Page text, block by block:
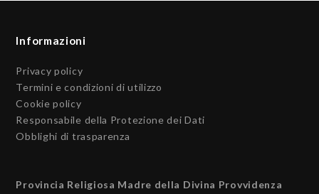
Informazioni
Privacy policy
Termini e condizioni di utilizzo
Cookie policy
Responsabile della Protezione dei Dati
Obblighi di trasparenza
Provincia Religiosa Madre della Divina Provvidenza